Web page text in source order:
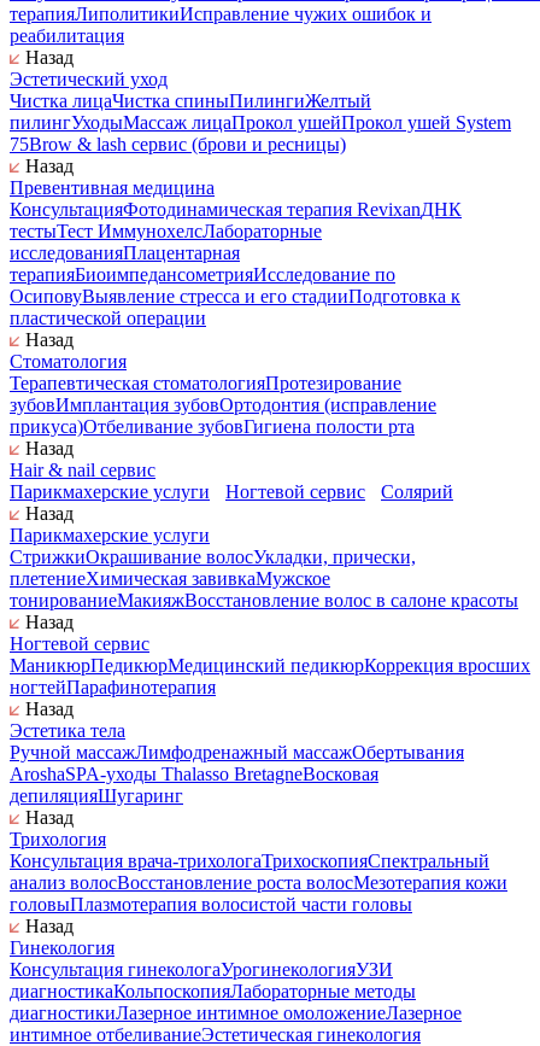
терапияЛиполитикиИсправление чужих ошибок и
реабилитация
Назад
Эстетический уход
Чистка лицаЧистка спиныПилингиЖелтый
пилингУходыМассаж лицаПрокол ушейПрокол ушей System
75Brow & lash сервис (брови и ресницы)
Назад
Превентивная медицина
КонсультацияФотодинамическая терапия RevixanДНК
тестыТест ИммунохелсЛабораторные
исследованияПлацентарная
терапияБиоимпедансометрияИсследование по
ОсиповуВыявление стресса и его стадииПодготовка к
пластической операции
Назад
Стоматология
Терапевтическая стоматологияПротезирование
зубовИмплантация зубовОртодонтия (исправление
прикуса)Отбеливание зубовГигиена полости рта
Назад
Hair & nail сервис
Парикмахерские услуги
Ногтевой сервис
Солярий
Назад
Парикмахерские услуги
СтрижкиОкрашивание волосУкладки, прически,
плетениеХимическая завивкаМужское
тонированиеМакияжВосстановление волос в салоне красоты
Назад
Ногтевой сервис
МаникюрПедикюрМедицинский педикюрКоррекция вросших
ногтейПарафинотерапия
Назад
Эстетика тела
Ручной массажЛимфодренажный массажОбертывания
AroshaSPA-уходы Thalasso BretagneВосковая
депиляцияШугаринг
Назад
Трихология
Консультация врача-трихологаТрихоскопияСпектральный
анализ волосВосстановление роста волосМезотерапия кожи
головыПлазмотерапия волосистой части головы
Назад
Гинекология
Консультация гинекологаУрогинекологияУЗИ
диагностикаКольпоскопияЛабораторные методы
диагностикиЛазерное интимное омоложениеЛазерное
интимное отбеливаниеЭстетическая гинекология